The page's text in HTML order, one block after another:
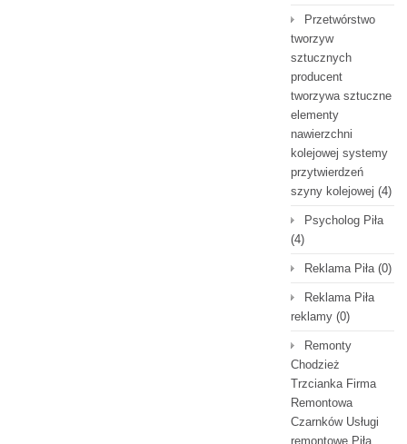
Przetwórstwo
tworzyw
sztucznych
producent
tworzywa sztuczne
elementy
nawierzchni
kolejowej systemy
przytwierdzeń
szyny kolejowej (4)
Psycholog Piła
(4)
Reklama Piła(0)
Reklama Piła
reklamy (0)
Remonty
Chodzież
Trzcianka Firma
Remontowa
Czarnków Usługi
remontowe Piła